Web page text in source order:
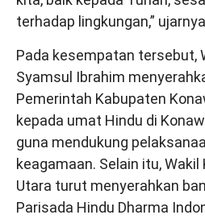
terhadap lingkungan,”
Pada kesempatan tersebut,
Syamsul Ibrahim
Pemerintah Kabupaten
kepada umat Hindu di
guna mendukung
keagamaan. Selain itu, Wakil
Utara turut menyerahkan
Parisada Hindu Dharma